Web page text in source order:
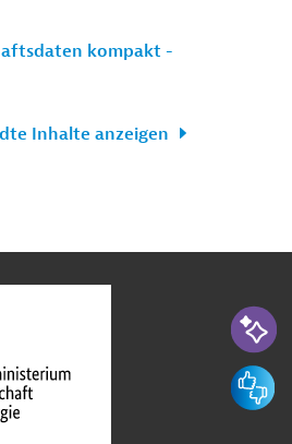
kompakt -
Inhalte anzeigen
KI-